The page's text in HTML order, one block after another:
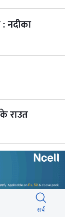
७ महिना बाँकी
नदीका
राउत
लाग्ने विकास
होइन,
सर्च